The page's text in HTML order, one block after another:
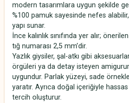
modern tasarımlara uygun şekilde
%100 pamuk sayesinde nefes
yapı sunar.
İnce kalınlık sınıfında yer alır;
tığ numarası 2,5 mm’dir.
Yazlık giysiler, şal-atkı gibi
örgüleri ya da detay isteyen
uygundur. Parlak yüzeyi, sade
yaratır. Ayrıca doğal içeriğiyle
tercih oluşturur.